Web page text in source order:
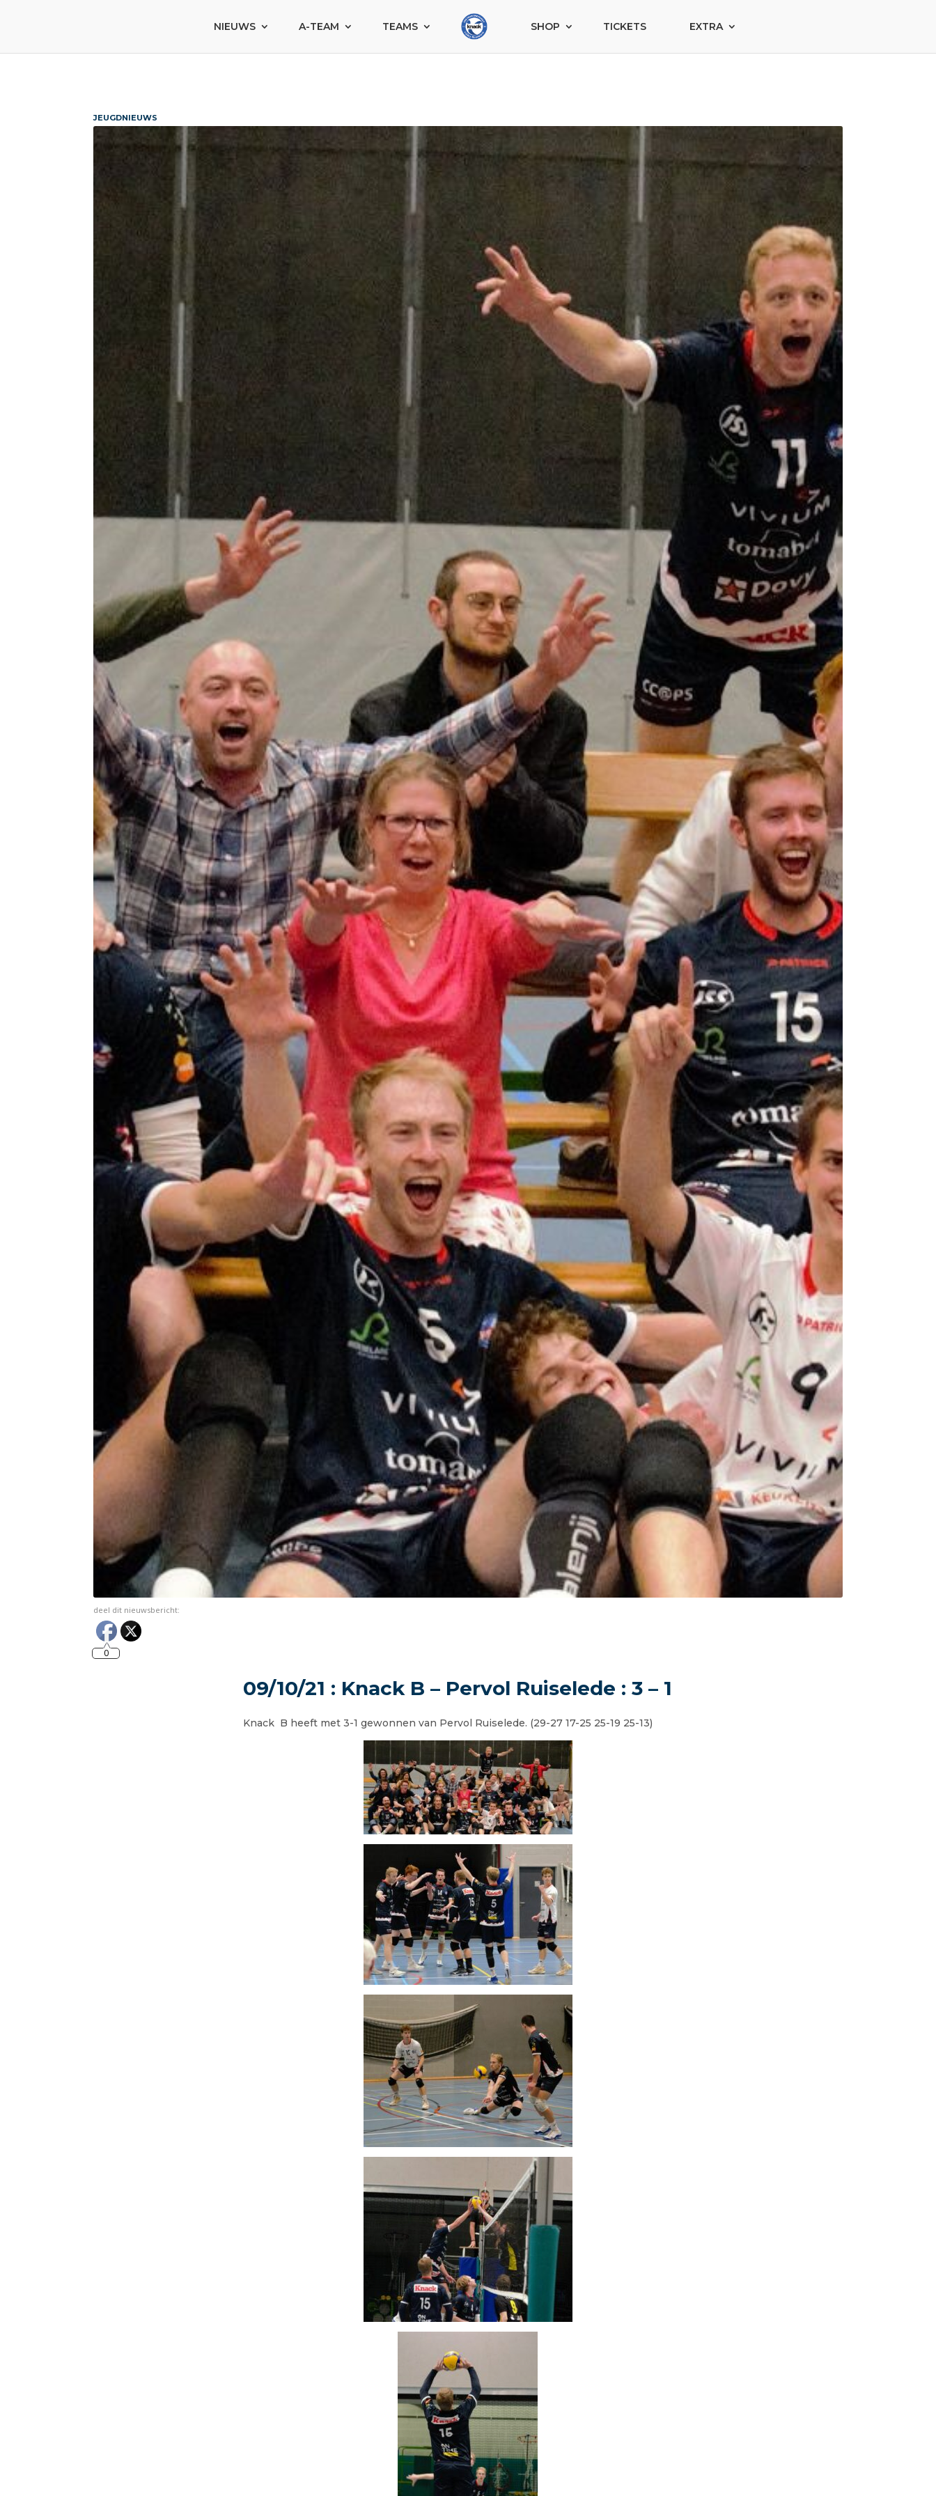
NIEUWS A-TEAM TEAMS SHOP TICKETS EXTRA
JEUGDNIEUWS
deel dit nieuwsbericht:
0
09/10/21 : Knack B – Pervol Ruiselede : 3 – 1
Knack B heeft met 3-1 gewonnen van Pervol Ruiselede. (29-27 17-25 25-19 25-13)